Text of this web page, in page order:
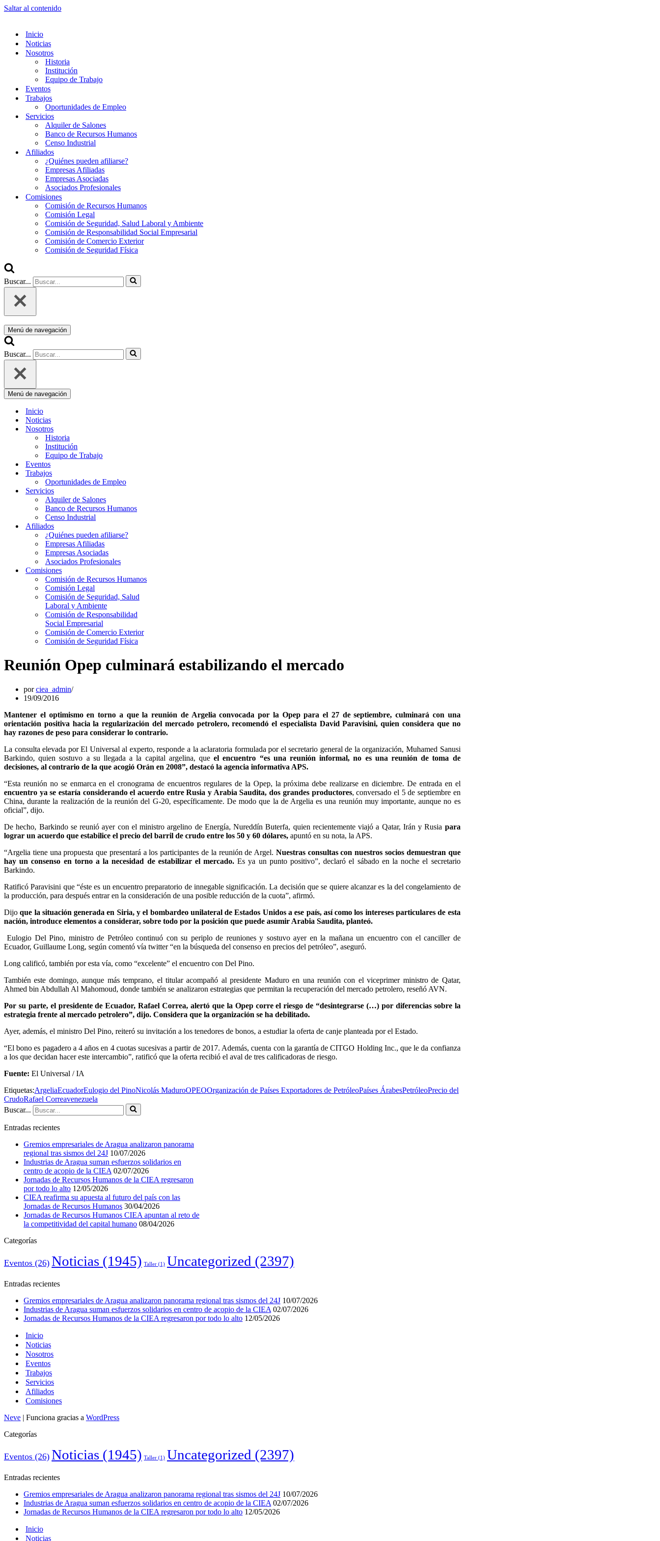
Saltar al contenido
Inicio
Noticias
Nosotros
Historia
Institución
Equipo de Trabajo
Eventos
Trabajos
Oportunidades de Empleo
Servicios
Alquiler de Salones
Banco de Recursos Humanos
Censo Industrial
Afiliados
¿Quiénes pueden afiliarse?
Empresas Afiliadas
Empresas Asociadas
Asociados Profesionales
Comisiones
Comisión de Recursos Humanos
Comisión Legal
Comisión de Seguridad, Salud Laboral y Ambiente
Comisión de Responsabilidad Social Empresarial
Comisión de Comercio Exterior
Comisión de Seguridad Física
Buscar...
Menú de navegación
Buscar...
Menú de navegación
Inicio
Noticias
Nosotros
Historia
Institución
Equipo de Trabajo
Eventos
Trabajos
Oportunidades de Empleo
Servicios
Alquiler de Salones
Banco de Recursos Humanos
Censo Industrial
Afiliados
¿Quiénes pueden afiliarse?
Empresas Afiliadas
Empresas Asociadas
Asociados Profesionales
Comisiones
Comisión de Recursos Humanos
Comisión Legal
Comisión de Seguridad, Salud
Laboral y Ambiente
Comisión de Responsabilidad
Social Empresarial
Comisión de Comercio Exterior
Comisión de Seguridad Física
Reunión Opep culminará estabilizando el mercado
porciea_admin
19/09/2016
Mantener el optimismo en torno a que la reunión de Argelia convocada por la Opep para el 27 de septiembre, culminará con una
orientación positiva hacia la regularización del mercado petrolero, recomendó el especialista David Paravisini, quien considera que no
hay razones de peso para considerar lo contrario.
La consulta elevada por El Universal al experto, responde a la aclaratoria formulada por el secretario general de la organización, Muhamed Sanusi
Barkindo, quien sostuvo a su llegada a la capital argelina, queel encuentro “es una reunión informal, no es una reunión de toma de
decisiones, al contrario de la que acogió Orán en 2008”, destacó la agencia informativa APS.
“Esta reunión no se enmarca en el cronograma de encuentros regulares de la Opep, la próxima debe realizarse en diciembre. De entrada en el
encuentro ya se estaría considerando el acuerdo entre Rusia y Arabia Saudita, dos grandes productores, conversado el 5 de septiembre en
China, durante la realización de la reunión del G-20, específicamente. De modo que la de Argelia es una reunión muy importante, aunque no es
oficial”, dijo.
De hecho, Barkindo se reunió ayer con el ministro argelino de Energía, Nureddín Buterfa, quien recientemente viajó a Qatar, Irán y Rusia para
lograr un acuerdo que estabilice el precio del barril de crudo entre los 50 y 60 dólares, apuntó en su nota, la APS.
“Argelia tiene una propuesta que presentará a los participantes de la reunión de Argel. Nuestras consultas con nuestros socios demuestran que
hay un consenso en torno a la necesidad de estabilizar el mercado. Es ya un punto positivo”, declaró el sábado en la noche el secretario
Barkindo.
Ratificó Paravisini que “éste es un encuentro preparatorio de innegable significación. La decisión que se quiere alcanzar es la del congelamiento de
la producción, para después entrar en la consideración de una posible reducción de la cuota”, afirmó.
Dijoque la situación generada en Siria, y el bombardeo unilateral de Estados Unidos a ese país, así como los intereses particulares de esta
nación, introduce elementos a considerar, sobre todo por la posición que puede asumir Arabia Saudita, planteó.
Eulogio Del Pino, ministro de Petróleo continuó con su periplo de reuniones y sostuvo ayer en la mañana un encuentro con el canciller de
Ecuador, Guillaume Long, según comentó vía twitter “en la búsqueda del consenso en precios del petróleo”, aseguró.
Long calificó, también por esta vía, como “excelente” el encuentro con Del Pino.
También este domingo, aunque más temprano, el titular acompañó al presidente Maduro en una reunión con el viceprimer ministro de Qatar,
Ahmed bin Abdullah Al Mahomoud, donde también se analizaron estrategias que permitan la recuperación del mercado petrolero, reseñó AVN.
Por su parte, el presidente de Ecuador, Rafael Correa, alertó que la Opep corre el riesgo de “desintegrarse (…) por diferencias sobre la
estrategia frente al mercado petrolero”, dijo. Considera que la organización se ha debilitado.
Ayer, además, el ministro Del Pino, reiteró su invitación a los tenedores de bonos, a estudiar la oferta de canje planteada por el Estado.
“El bono es pagadero a 4 años en 4 cuotas sucesivas a partir de 2017. Además, cuenta con la garantía de CITGO Holding Inc., que le da confianza
a los que decidan hacer este intercambio”, ratificó que la oferta recibió el aval de tres calificadoras de riesgo.
Fuente: El Universal / IA
Etiquetas:ArgeliaEcuadorEulogio del PinoNicolás MaduroOPEOOrganización de Países Exportadores de PetróleoPaíses ÁrabesPetróleoPrecio del
CrudoRafael Correavenezuela
Buscar...
Entradas recientes
Gremios empresariales de Aragua analizaron panorama
regional tras sismos del 24J 10/07/2026
Industrias de Aragua suman esfuerzos solidarios en
centro de acopio de la CIEA 02/07/2026
Jornadas de Recursos Humanos de la CIEA regresaron
por todo lo alto 12/05/2026
CIEA reafirma su apuesta al futuro del país con las
Jornadas de Recursos Humanos 30/04/2026
Jornadas de Recursos Humanos CIEA apuntan al reto de
la competitividad del capital humano 08/04/2026
Categorías
Eventos (26) Noticias (1945) Taller (1) Uncategorized (2397)
Entradas recientes
Gremios empresariales de Aragua analizaron panorama regional tras sismos del 24J 10/07/2026
Industrias de Aragua suman esfuerzos solidarios en centro de acopio de la CIEA 02/07/2026
Jornadas de Recursos Humanos de la CIEA regresaron por todo lo alto 12/05/2026
Inicio
Noticias
Nosotros
Eventos
Trabajos
Servicios
Afiliados
Comisiones
Neve | Funciona gracias a WordPress
Categorías
Eventos (26) Noticias (1945) Taller (1) Uncategorized (2397)
Entradas recientes
Gremios empresariales de Aragua analizaron panorama regional tras sismos del 24J 10/07/2026
Industrias de Aragua suman esfuerzos solidarios en centro de acopio de la CIEA 02/07/2026
Jornadas de Recursos Humanos de la CIEA regresaron por todo lo alto 12/05/2026
Inicio
Noticias